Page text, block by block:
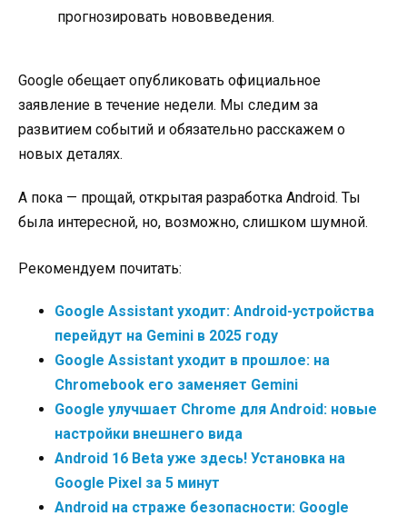
прогнозировать нововведения.
Google обещает опубликовать официальное
заявление в течение недели. Мы следим за
развитием событий и обязательно расскажем о
новых деталях.
А пока — прощай, открытая разработка Android. Ты
была интересной, но, возможно, слишком шумной.
Рекомендуем почитать:
Google Assistant уходит: Android-устройства
перейдут на Gemini в 2025 году
Google Assistant уходит в прошлое: на
Chromebook его заменяет Gemini
Google улучшает Chrome для Android: новые
настройки внешнего вида
Android 16 Beta уже здесь! Установка на
Google Pixel за 5 минут
Android на страже безопасности: Google